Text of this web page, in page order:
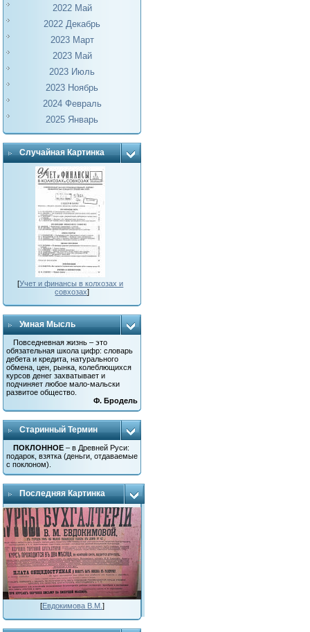
2022 Май
2022 Декабрь
2023 Март
2023 Май
2023 Июль
2023 Ноябрь
2024 Февраль
2025 Январь
Случайная Картинка
[Учет и финансы в колхозах и
совхозах]
Умная Мысль
Повседневная жизнь – это
обязательная школа цифр: словарь
дебета и кредита, натурального
обмена, цен, рынка, колеблющихся
курсов денег захватывает и
подчиняет любое мало-мальски
развитое общество.
Ф. Бродель
Старинный Термин
ПОКЛОННОЕ – в Древней Руси:
подарок, взятка (деньги, отдаваемые
с поклоном).
Последняя Картинка
[Евдокимова В.М. ]